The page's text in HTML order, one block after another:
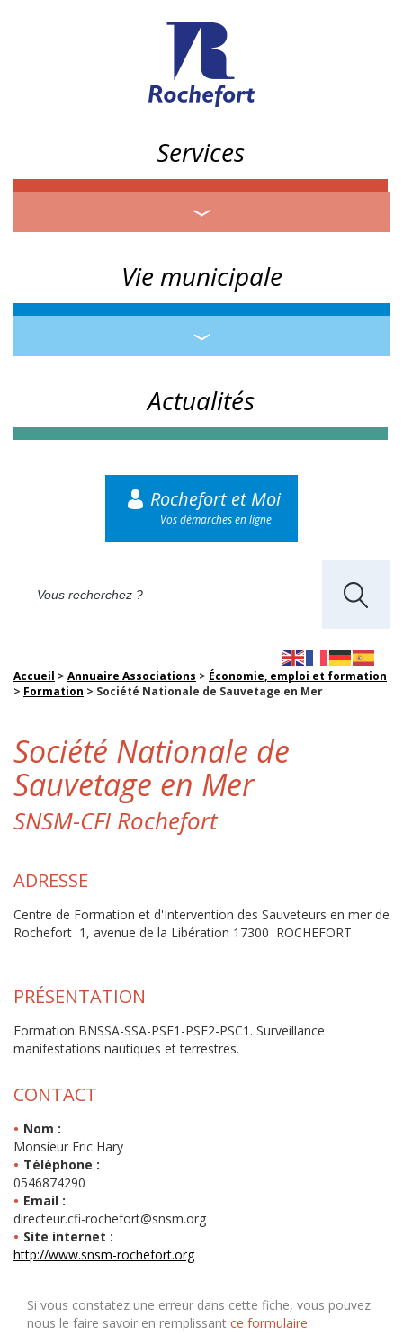
Services
Vie municipale
Actualités
Rochefort et Moi
Vos démarches en ligne
Accueil > Annuaire Associations > Économie, emploi et formation
> Formation > Société Nationale de Sauvetage en Mer
Société Nationale de
Sauvetage en Mer
SNSM-CFI Rochefort
ADRESSE
Centre de Formation et d'Intervention des Sauveteurs en mer de
Rochefort 1, avenue de la Libération 17300 ROCHEFORT
PRÉSENTATION
Formation BNSSA-SSA-PSE1-PSE2-PSC1. Surveillance
manifestations nautiques et terrestres.
CONTACT
Nom :
Monsieur Eric Hary
Téléphone :
0546874290
Email :
directeur.cfi-rochefort@snsm.org
Site internet :
http://www.snsm-rochefort.org
Si vous constatez une erreur dans cette fiche, vous pouvez
nous le faire savoir en remplissant ce formulaire